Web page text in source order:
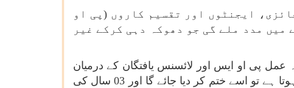
ایجنٹوں اور تقسیم کاروں (پی او
میں مدد ملے گی جو دھوکہ دہی کرکے غیر
پی او ایس اور لائسنس یافتگان کے درمیان
تحریری معاہدے کو لازمی بناتا ہے۔ اگر کوئی پی او ایس کسی بھی غیر قانونی سرگرمی میں شامل ہوتا ہے تو اسے ختم کر دیا جائے گا اور 03 سال کی